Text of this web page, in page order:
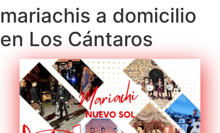
mariachis a domicilio
en Los Cántaros